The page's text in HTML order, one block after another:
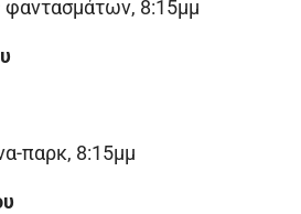
φαντασμάτων, 8:15μμ
παρκ, 8:15μμ